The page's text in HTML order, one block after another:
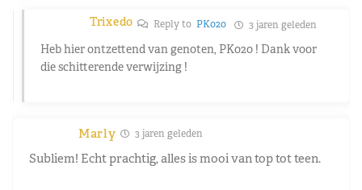
Trixedo Reply to PK020 3 jaren geleden
Heb hier ontzettend van genoten, PK020 ! Dank voor
die schitterende verwijzing !
Marly 3 jaren geleden
Subliem! Echt prachtig, alles is mooi van top tot teen.